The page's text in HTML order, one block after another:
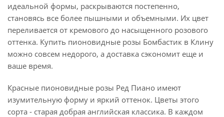
идеальной формы, раскрываются постепенно,
становясь все более пышными и объемными. Их цвет
переливается от кремового до насыщенного розового
оттенка. Купить пионовидные розы Бомбастик в Клину
можно совсем недорого, а доставка сэкономит еще и
ваше время.
Красные пионовидные розы Ред Пиано имеют
изумительную форму и яркий оттенок. Цветы этого
сорта - старая добрая английская классика. В каждом